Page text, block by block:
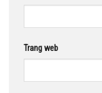
Trang web